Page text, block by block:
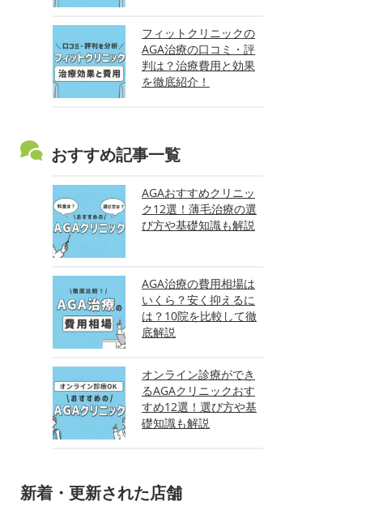
フィットクリニックの
AGA治療の口コミ・評
判は？治療費用と効果
を徹底紹介！
おすすめ記事一覧
AGAおすすめクリニッ
ク12選！薄毛治療の選
び方や基礎知識も解説
AGA治療の費用相場は
いくら？安く抑えるに
は？10院を比較して徹
底解説
オンライン診療ができ
るAGAクリニックおす
すめ12選！選び方や基
礎知識も解説
新着・更新された店舗